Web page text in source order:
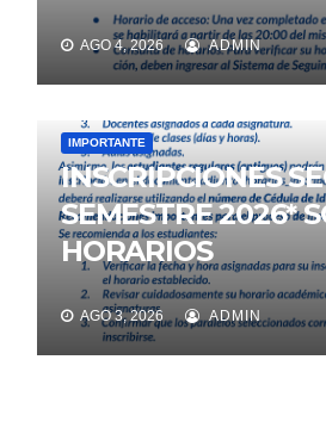
AGO 4, 2026 ADMIN
IMPORTANTE
INSCRIPCIONES
SEMESTRE 2026*
HORARIOS
AGO 3, 2026 ADMIN